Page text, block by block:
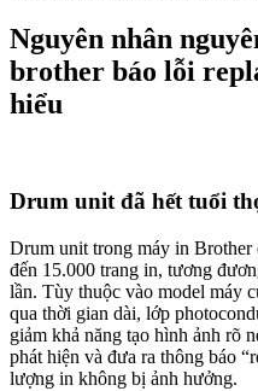
Nguyên nhân
brother báo lỗi
hiểu
Drum unit đã hết tuổi
Drum unit trong máy in
đến 15.000 trang in, tương
lần. Tùy thuộc vào model máy
qua thời gian dài, lớp
giảm khả năng tạo hình ảnh rõ
phát hiện và đưa ra thông báo
lượng in không bị ảnh hưởng.